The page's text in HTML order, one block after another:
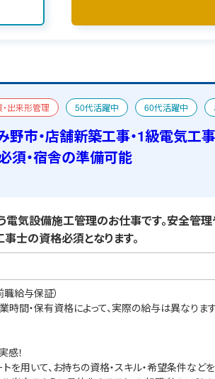
・出来形管理 50代活躍中 60代活躍中
級電気工事施工管理技士 宿舎あり
野市・店舗新築工事・1級電気工
須・宿舎の準備可能
気設備施工管理のお仕事です。安全管
士の資格必須となります。
給与保証）
時間・保有資格によって、実際の給与は異なります
！
を用いて、お持ちの資格・スキル・希望条件などを